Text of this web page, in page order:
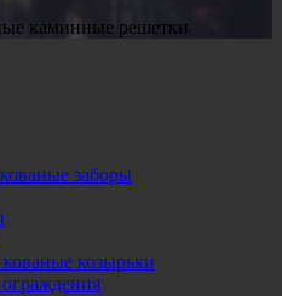
каминные решетки
заборы
козырьки